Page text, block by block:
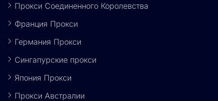
Прокси Соединенного Королевства
Франция Прокси
Германия Прокси
Сингапурские прокси
Япония Прокси
Прокси Австралии